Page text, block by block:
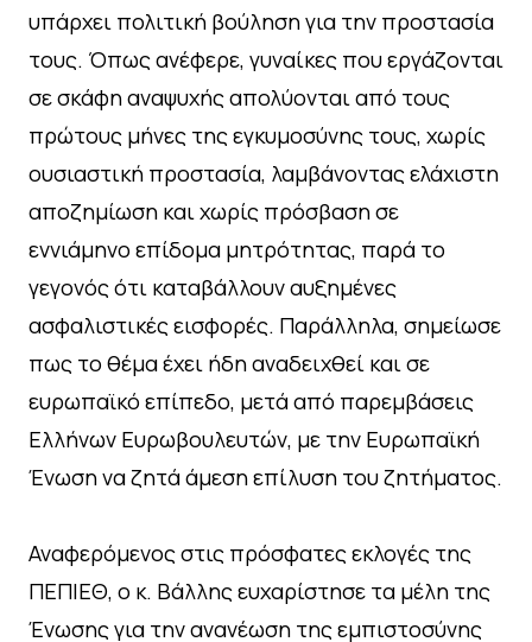
υπάρχει πολιτική βούληση για την προστασία
τους. Όπως ανέφερε, γυναίκες που εργάζονται
σε σκάφη αναψυχής απολύονται από τους
πρώτους μήνες της εγκυμοσύνης τους, χωρίς
ουσιαστική προστασία, λαμβάνοντας ελάχιστη
αποζημίωση και χωρίς πρόσβαση σε
εννιάμηνο επίδομα μητρότητας, παρά το
γεγονός ότι καταβάλλουν αυξημένες
ασφαλιστικές εισφορές. Παράλληλα, σημείωσε
πως το θέμα έχει ήδη αναδειχθεί και σε
ευρωπαϊκό επίπεδο, μετά από παρεμβάσεις
Ελλήνων Ευρωβουλευτών, με την Ευρωπαϊκή
Ένωση να ζητά άμεση επίλυση του ζητήματος.
Αναφερόμενος στις πρόσφατες εκλογές της
ΠΕΠΙΕΘ, ο κ. Βάλλης ευχαρίστησε τα μέλη της
Ένωσης για την ανανέωση της εμπιστοσύνης